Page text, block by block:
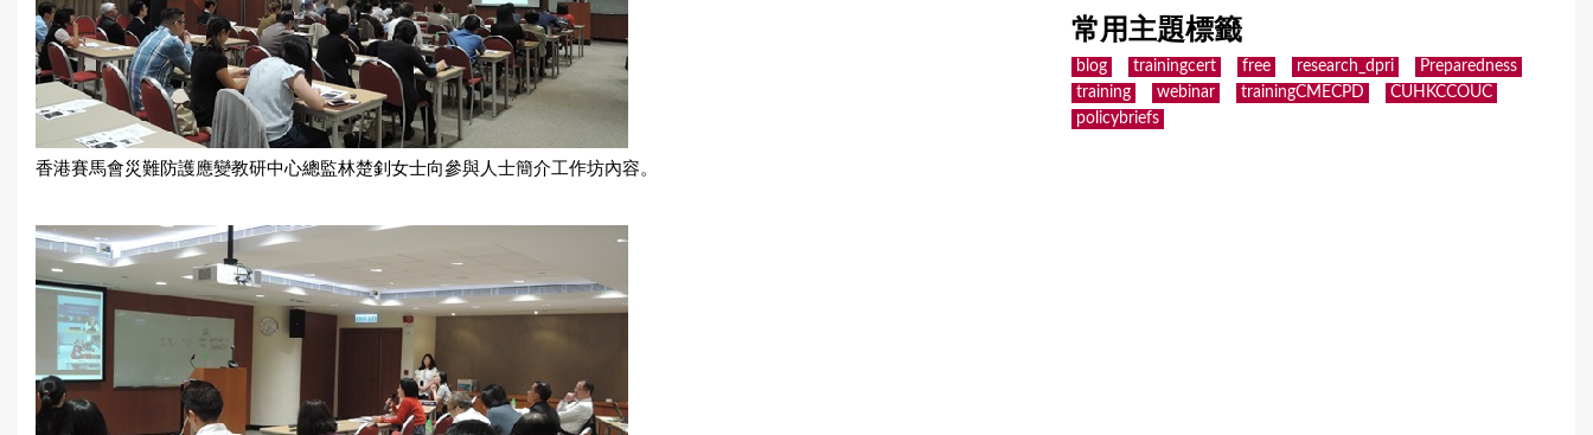
香港賽馬會災難防護應變教研中心總監林楚釗女士向參與人士簡介工作坊內容。
常用主題標籤
blog trainingcert free research_dpri
Preparedness
training
webinar trainingCMECPD
CUHKCCOUC
policybriefs